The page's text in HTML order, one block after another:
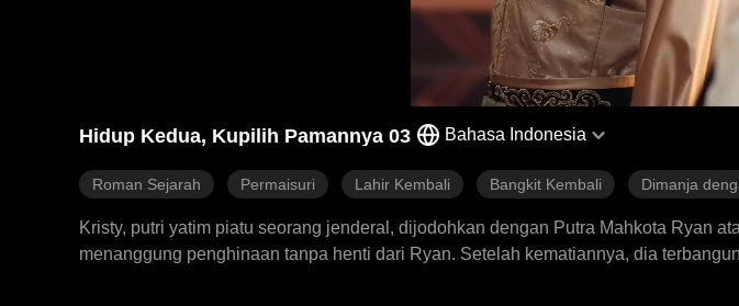
Hidup Kedua, Kupilih Pamannya 03 Bahasa Indonesia
Roman Sejarah Permaisuri Lahir Kembali Bangkit Kembali Dimanja
Kristy, putri yatim piatu seorang jenderal, dijodohkan dengan Putra Mahkota Ryan
menanggung penghinaan tanpa henti dari Ryan. Setelah kematiannya, dia